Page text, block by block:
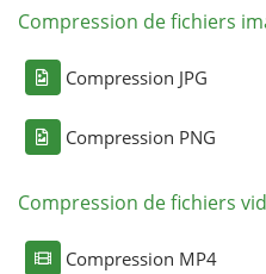
Compression de fichiers
Compression JPG
Compression PNG
Compression de fichiers
Compression MP4